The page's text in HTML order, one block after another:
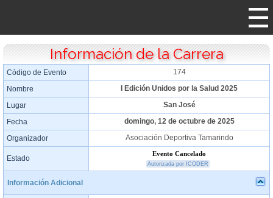
Información de la Carrera
Código de Evento
174
Nombre
I Edición Unidos por la Salud 2025
Lugar
San José
Fecha
domingo, 12 de octubre de 2025
Organizador
Asociación Deportiva Tamarindo
Estado
Evento Cancelado
Autorizada por ICODER
Información Adicional